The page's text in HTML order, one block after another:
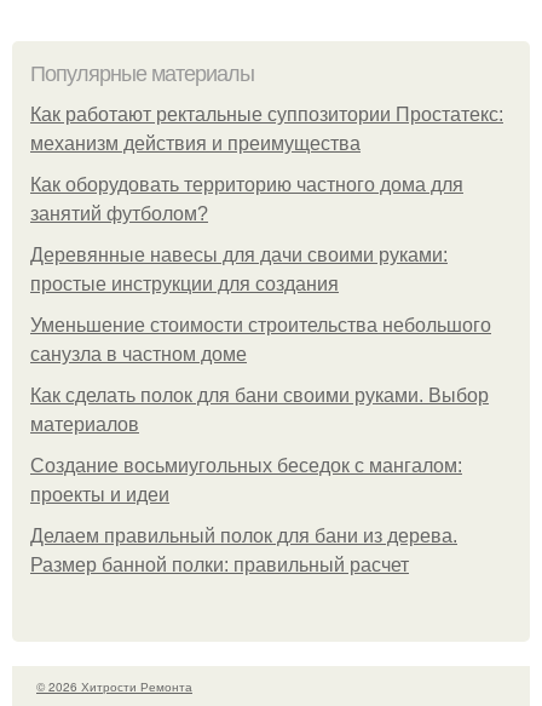
Популярные материалы
Как работают ректальные суппозитории Простатекс:
механизм действия и преимущества
Как оборудовать территорию частного дома для
занятий футболом?
Деревянные навесы для дачи своими руками:
простые инструкции для создания
Уменьшение стоимости строительства небольшого
санузла в частном доме
Как сделать полок для бани своими руками. Выбор
материалов
Создание восьмиугольных беседок с мангалом:
проекты и идеи
Делаем правильный полок для бани из дерева.
Размер банной полки: правильный расчет
© 2026 Хитрости Ремонта